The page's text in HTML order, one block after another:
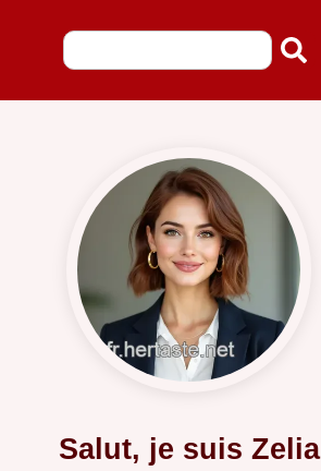
Salut, je suis Zelia